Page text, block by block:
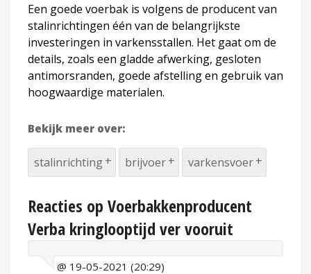
Een goede voerbak is volgens de producent van
stalinrichtingen één van de belangrijkste
investeringen in varkensstallen. Het gaat om de
details, zoals een gladde afwerking, gesloten
antimorsranden, goede afstelling en gebruik van
hoogwaardige materialen.
Bekijk meer over:
stalinrichting brijvoer varkensvoer
Reacties op Voerbakkenproducent
Verba kringlooptijd ver vooruit
@ 19-05-2021 (20:29)